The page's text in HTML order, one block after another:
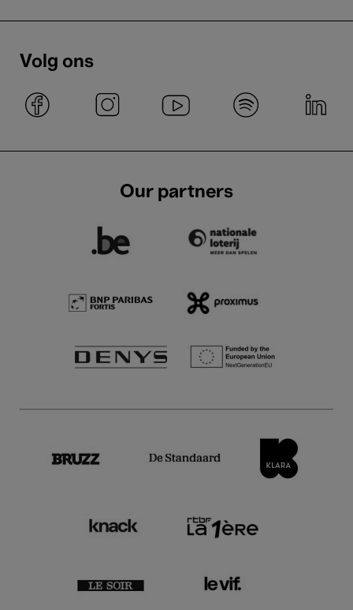
Volg ons
Our partners